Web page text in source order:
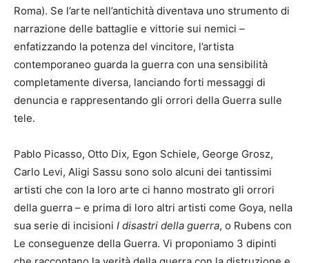
Roma). Se l’arte nell’antichità diventava uno strumento di
narrazione delle battaglie e vittorie sui nemici –
enfatizzando la potenza del vincitore, l’artista
contemporaneo guarda la guerra con una sensibilità
completamente diversa, lanciando forti messaggi di
denuncia e rappresentando gli orrori della Guerra sulle
tele.
Pablo Picasso, Otto Dix, Egon Schiele, George Grosz,
Carlo Levi, Aligi Sassu sono solo alcuni dei tantissimi
artisti che con la loro arte ci hanno mostrato gli orrori
della guerra – e prima di loro altri artisti come Goya, nella
sua serie di incisioni I disastri della guerra, o Rubens con
Le conseguenze della Guerra. Vi proponiamo 3 dipinti